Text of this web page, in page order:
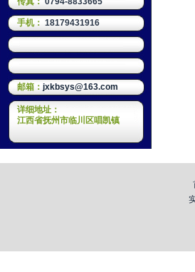
手机： 18179431916
邮箱： jxkbsys@163.com
详细地址：
江西省抚州市临川区唱凯镇